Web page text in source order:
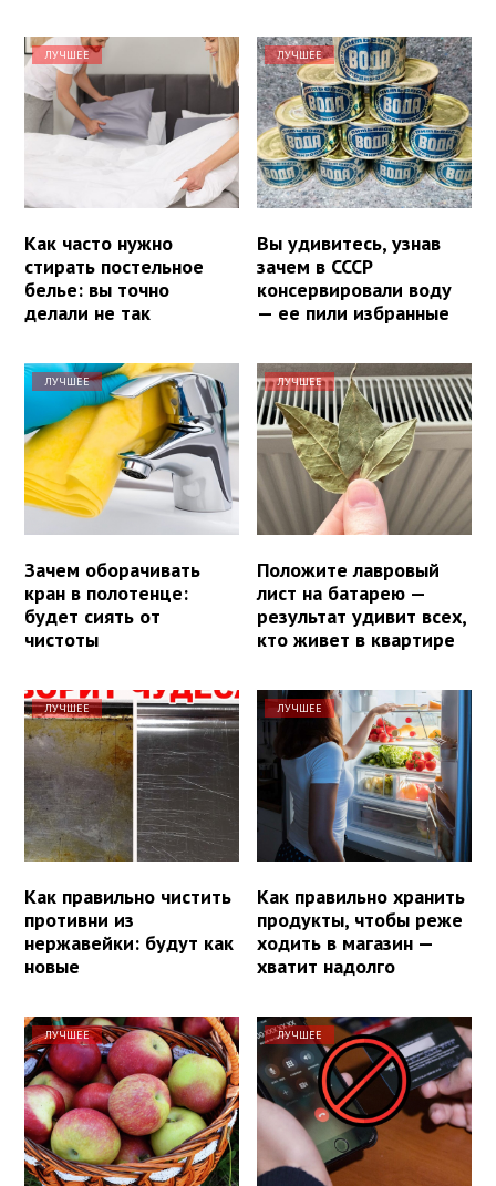
ЛУЧШЕЕ
Как часто нужно
стирать постельное
белье: вы точно
делали не так
ЛУЧШЕЕ
Вы удивитесь, узнав
зачем в СССР
консервировали воду
— ее пили избранные
ЛУЧШЕЕ
Зачем оборачивать
кран в полотенце:
будет сиять от
чистоты
ЛУЧШЕЕ
Положите лавровый
лист на батарею —
результат удивит всех,
кто живет в квартире
ЛУЧШЕЕ
Как правильно чистить
противни из
нержавейки: будут как
новые
ЛУЧШЕЕ
Как правильно хранить
продукты, чтобы реже
ходить в магазин —
хватит надолго
ЛУЧШЕЕ ЛУЧШЕЕ